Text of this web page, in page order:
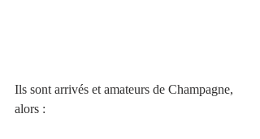
Ils sont arrivés et amateurs de Champagne,
alors :